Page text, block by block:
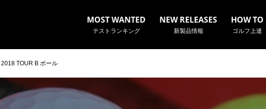
MOST WANTED
テストランキング
NEW RELEASES
新製品情報
HOW TO
ゴルフ上達
TOUR B ボール
※メーカー名やクラブ名など、検索したい事柄を入力してください。